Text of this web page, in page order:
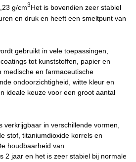
g/cm3Het is bovendien zeer stabiel
en druk en heeft een smeltpunt van
gebruikt in vele toepassingen,
tot kunststoffen, papier en
medische en farmaceutische
ondoorzichtigheid, witte kleur en
ideale keuze voor een groot aantal
verkrijgbaar in verschillende vormen,
stof, titaniumdioxide korrels en
houdbaarheid van
2 jaar en het is zeer stabiel bij normale